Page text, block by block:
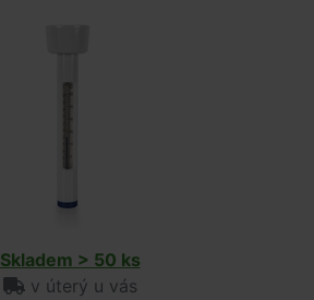
Skladem > 50 ks
v úterý u vás